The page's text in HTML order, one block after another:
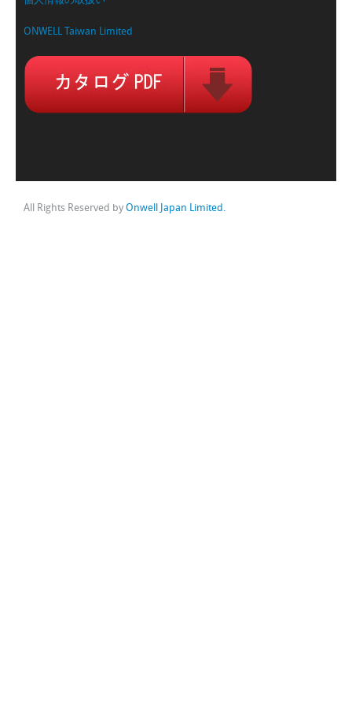
ONWELL Taiwan Limited
All Rights Reserved by Onwell Japan Limited.